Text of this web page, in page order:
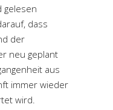
gelesen
dass
der
neu geplant
aus
immer wieder
wird.